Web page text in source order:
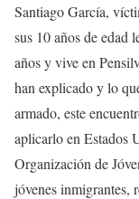
Santiago García,
sus 10 años de edad
años y vive en
han explicado y lo
armado, este
aplicarlo en Estados
Organización de
jóvenes inmigrantes,